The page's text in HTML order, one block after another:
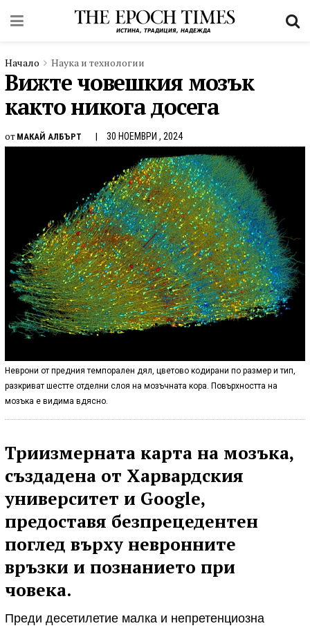
Начало Наука и технологии
Вижте човешкия мозък
както никога досега
от МАКАЙ АЛБЪРТ 30 НОЕМВРИ , 2024
Неврони от предния темпорален дял, цветово кодирани по размер и тип,
разкриват шестте отделни слоя на мозъчната кора. Повърхността на
мозъка е видима вдясно.
Триизмерната карта на мозъка,
създадена от Харвардския
университет и Google,
предоставя безпрецедентен
поглед върху невронните
връзки и познанието при
човека.
Преди десетилетие малка и непретенциозна